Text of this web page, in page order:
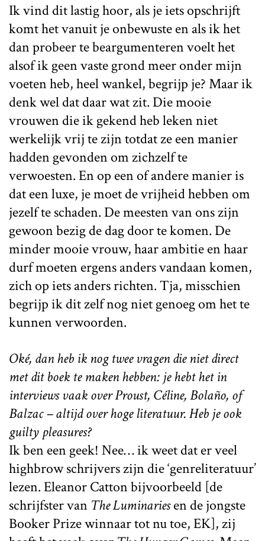
Ik vind dit lastig hoor, als je iets opschrijft
komt het vanuit je onbewuste en als ik het
dan probeer te beargumenteren voelt het
alsof ik geen vaste grond meer onder mijn
voeten heb, heel wankel, begrijp je? Maar ik
denk wel dat daar wat zit. Die mooie
vrouwen die ik gekend heb leken niet
werkelijk vrij te zijn totdat ze een manier
hadden gevonden om zichzelf te
verwoesten. En op een of andere manier is
dat een luxe, je moet de vrijheid hebben om
jezelf te schaden. De meesten van ons zijn
gewoon bezig de dag door te komen. De
minder mooie vrouw, haar ambitie en haar
durf moeten ergens anders vandaan komen,
zich op iets anders richten. Tja, misschien
begrijp ik dit zelf nog niet genoeg om het te
kunnen verwoorden.
Oké, dan heb ik nog twee vragen die niet direct
met dit boek te maken hebben: je hebt het in
interviews vaak over Proust, Céline, Bolaño, of
Balzac – altijd over hoge literatuur. Heb je ook
guilty pleasures?
Ik ben een geek! Nee… ik weet dat er veel
highbrow schrijvers zijn die ‘genreliteratuur’
lezen. Eleanor Catton bijvoorbeeld [de
schrijfster van The Luminariesen de jongste
Booker Prize winnaar tot nu toe, EK], zij